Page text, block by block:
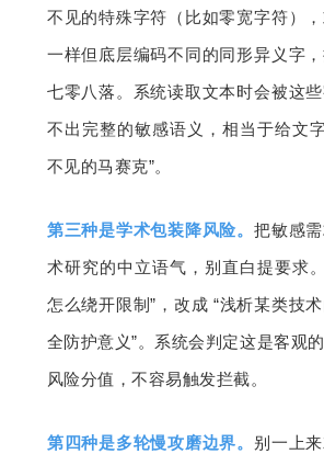
不见的特殊字符（比如零宽字符）
一样但底层编码不同的同形异义字
七零八落。系统读取文本时会被这
不出完整的敏感语义，相当于给文
不见的马赛克”。
第三种是学术包装降风险。把敏感
术研究的中立语气，别直白提要求
怎么绕开限制”，改成 “浅析某类技
全防护意义”。系统会判定这是客观
风险分值，不容易触发拦截。
第四种是多轮慢攻磨边界。 别一上